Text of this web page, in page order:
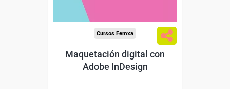
Cursos Femxa
Maquetación digital con
Adobe InDesign